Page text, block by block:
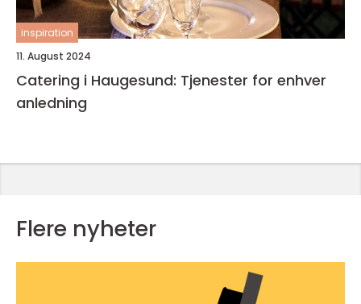
inspiration
11. August 2024
Catering i Haugesund: Tjenester for enhver
anledning
Flere nyheter